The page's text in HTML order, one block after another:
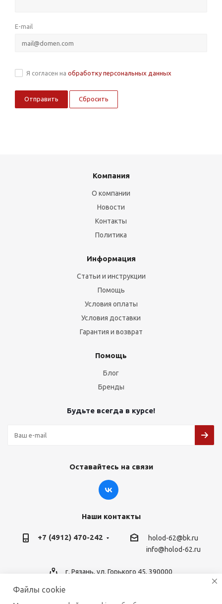
E-mail
Я согласен на обработку персональных данных
Сбросить
Компания
О компании
Новости
Контакты
Политика
Информация
Статьи и инструкции
Помощь
Условия оплаты
Условия доставки
Гарантия и возврат
Помощь
Блог
Бренды
Будьте всегда в курсе!
Оставайтесь на связи
Наши контакты
+7 (4912) 470-242
holod-62@bk.ru
info@holod-62.ru
г. Рязань, ул. Горького 45, 390000
Файлы cookie